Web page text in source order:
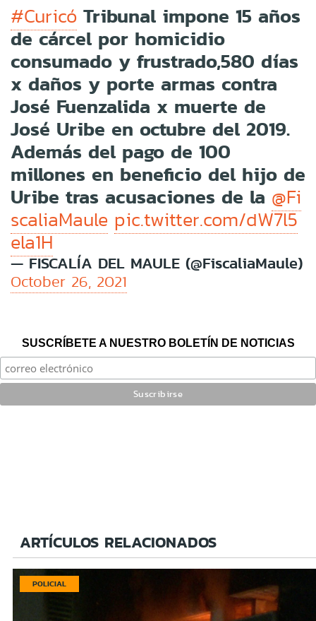
#Curicó Tribunal impone 15 años
de cárcel por homicidio
consumado y frustrado,580 días
x daños y porte armas contra
José Fuenzalida x muerte de
José Uribe en octubre del 2019.
Además del pago de 100
millones en beneficio del hijo de
Uribe tras acusaciones de la @Fi
scaliaMaule pic.twitter.com/dW7l5
ela1H
— FISCALÍA DEL MAULE (@FiscaliaMaule)
October 26, 2021
SUSCRÍBETE A NUESTRO BOLETÍN DE NOTICIAS
ARTÍCULOS RELACIONADOS
POLICIAL